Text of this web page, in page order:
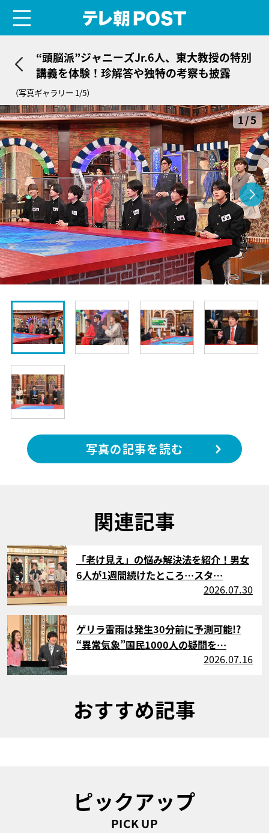
“頭脳派”ジャニーズJr.6人、東大教授の特別
講義を体験！珍解答や独特の考察も披露
（写真ギャラリー 1/5）
1/5
写真の記事を読む
関連記事
サムネイル
「老け見え」の悩み解決法を紹介！男女
6人が1週間続けたところ…スタ…
2026.07.30
サムネイル
ゲリラ雷雨は発生30分前に予測可能!?
“異常気象”国民1000人の疑問を…
2026.07.16
おすすめ記事
ピックアップ
PICK UP